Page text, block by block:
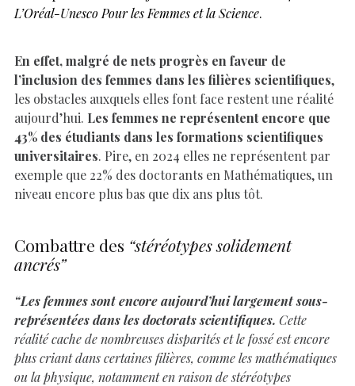
L’Oréal-Unesco Pour les Femmes et la Science.
En effet, malgré de nets progrès en faveur de
l’inclusion des femmes dans les filières scientifiques,
les obstacles auxquels elles font face restent une réalité
aujourd’hui. Les femmes ne représentent encore que
43% des étudiants dans les formations scientifiques
universitaires. Pire, en 2024 elles ne représentent par
exemple que 22% des doctorants en Mathématiques, un
niveau encore plus bas que dix ans plus tôt.
Combattre des “stéréotypes solidement
ancrés”
“Les femmes sont encore aujourd’hui largement sous-
représentées dans les doctorats scientifiques. Cette
réalité cache de nombreuses disparités et le fossé est encore
plus criant dans certaines filières, comme les mathématiques
ou la physique, notamment en raison de stéréotypes